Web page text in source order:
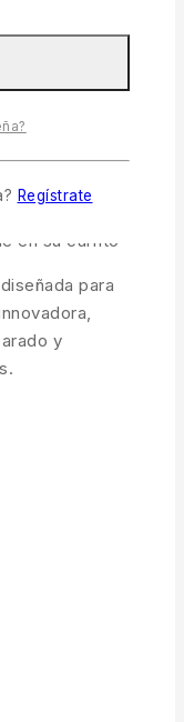
en su carrito
para
y
Regístrate